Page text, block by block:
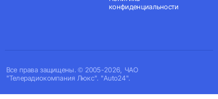
Все права защищены. © 2005-2026, ЧАО
"Телерадиокомпания Люкс". "Auto24".
конфиденциальности